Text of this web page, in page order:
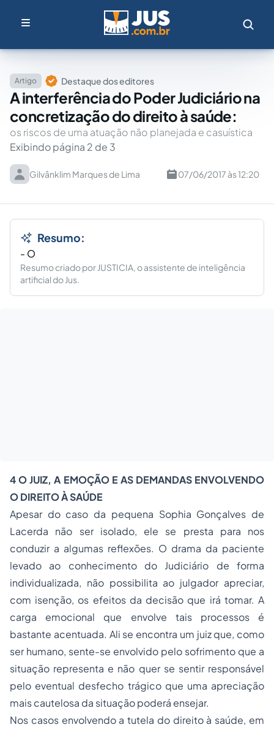
Artigo Destaque dos editores
A interferência do Poder Judiciário na
concretização do direito à saúde:
os riscos de uma atuação não planejada e casuística
Exibindo página 2 de 3
Gilvânklim Marques de Lima 07/06/2017 às 12:20
Resumo:
- O
Resumo criado por JUSTICIA, o assistente de inteligência
artificial do Jus.
4 O JUIZ, A EMOÇÃO E AS DEMANDAS ENVOLVENDO
O DIREITO À SAÚDE
Apesar do caso da pequena Sophia Gonçalves de
Lacerda não ser isolado, ele se presta para nos
conduzir a algumas reflexões. O drama da paciente
levado ao conhecimento do Judiciário de forma
individualizada, não possibilita ao julgador apreciar,
com isenção, os efeitos da decisão que irá tomar. A
carga emocional que envolve tais processos é
bastante acentuada. Ali se encontra um juiz que, como
ser humano, sente-se envolvido pelo sofrimento que a
situação representa e não quer se sentir responsável
pelo eventual desfecho trágico que uma apreciação
mais cautelosa da situação poderá ensejar.
Nos casos envolvendo a tutela do direito à saúde, em